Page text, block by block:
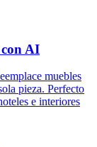
AI
muebles
pieza. Perfecto
e interiores